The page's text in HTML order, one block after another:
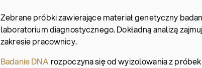
Zebrane próbki zawierające materiał genetyczny
laboratorium diagnostycznego. Dokładną analizą
zakresie pracownicy.
Badanie DNA rozpoczyna się od wyizolowania z